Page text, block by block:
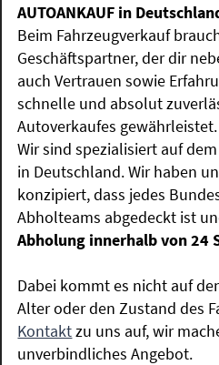
AUTOANKAUF in
Beim Fahrzeugverkauf
Geschäftspartner, der dir
auch Vertrauen sowie
schnelle und absolut
Autoverkaufes gewährleistet.
Wir sind spezialisiert auf
in Deutschland. Wir haben
konzipiert, dass jedes
Abholteams abgedeckt ist
Abholung innerhalb von 24
Dabei kommt es nicht auf
Alter oder den Zustand des
Kontaktzu uns auf, wir
unverbindliches Angebot.